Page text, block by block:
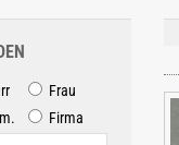
Frau
Firma